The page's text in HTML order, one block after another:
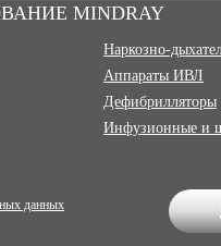
MINDRAY
Наркозно-
Аппараты ИВЛ
Дефибрилляторы
Инфузионные и
данных